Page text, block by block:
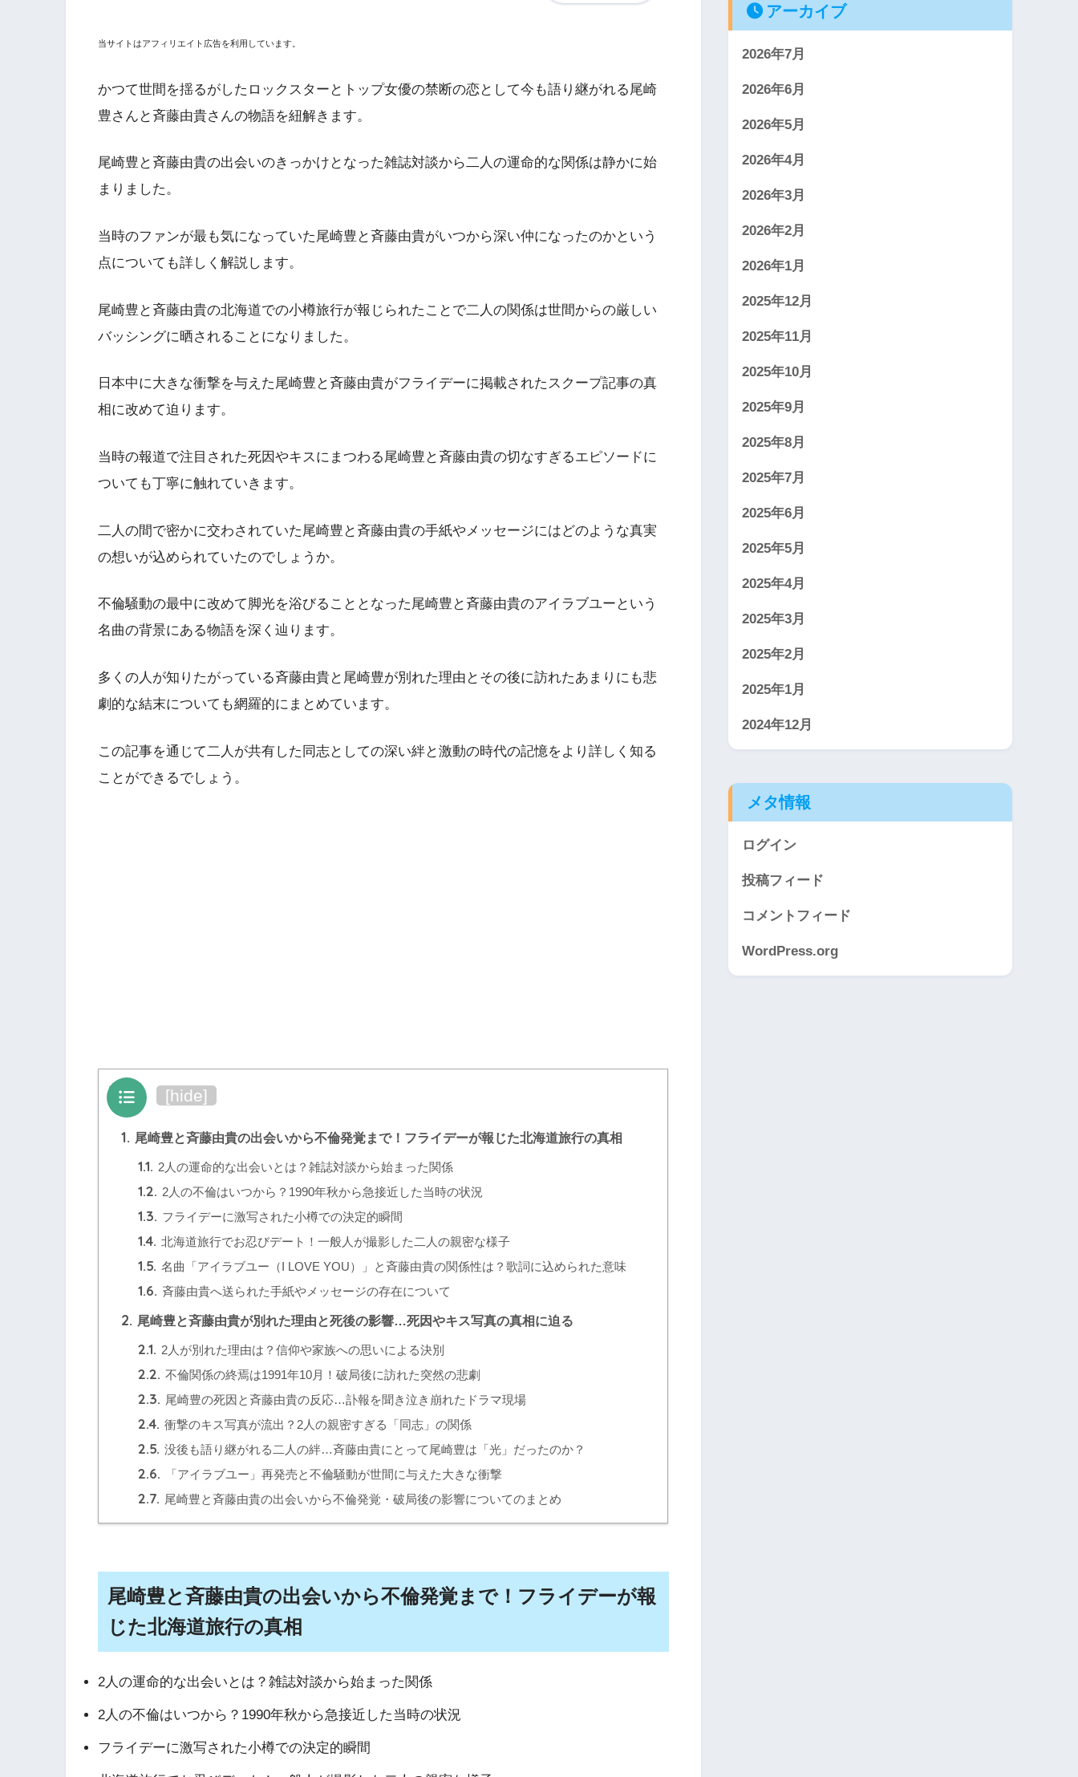
当サイトはアフィリエイト広告を利用しています。
かつて世間を揺るがしたロックスターとトップ女優の禁断の恋として今も語り継がれる尾崎
豊さんと斉藤由貴さんの物語を紐解きます。
尾崎豊と斉藤由貴の出会いのきっかけとなった雑誌対談から二人の運命的な関係は静かに始
まりました。
当時のファンが最も気になっていた尾崎豊と斉藤由貴がいつから深い仲になったのかという
点についても詳しく解説します。
尾崎豊と斉藤由貴の北海道での小樽旅行が報じられたことで二人の関係は世間からの厳しい
バッシングに晒されることになりました。
日本中に大きな衝撃を与えた尾崎豊と斉藤由貴がフライデーに掲載されたスクープ記事の真
相に改めて迫ります。
当時の報道で注目された死因やキスにまつわる尾崎豊と斉藤由貴の切なすぎるエピソードに
ついても丁寧に触れていきます。
二人の間で密かに交わされていた尾崎豊と斉藤由貴の手紙やメッセージにはどのような真実
の想いが込められていたのでしょうか。
不倫騒動の最中に改めて脚光を浴びることとなった尾崎豊と斉藤由貴のアイラブユーという
名曲の背景にある物語を深く辿ります。
多くの人が知りたがっている斉藤由貴と尾崎豊が別れた理由とその後に訪れたあまりにも悲
劇的な結末についても網羅的にまとめています。
この記事を通じて二人が共有した同志としての深い絆と激動の時代の記憶をより詳しく知る
ことができるでしょう。
目次 [hide]
1. 尾崎豊と斉藤由貴の出会いから不倫発覚まで！フライデーが報じた北海道旅行の真相
1.1. 2人の運命的な出会いとは？雑誌対談から始まった関係
1.2. 2人の不倫はいつから？1990年秋から急接近した当時の状況
1.3. フライデーに激写された小樽での決定的瞬間
1.4. 北海道旅行でお忍びデート！一般人が撮影した二人の親密な様子
1.5. 名曲「アイラブユー（I LOVE YOU）」と斉藤由貴の関係性は？歌詞に込められた意味
1.6. 斉藤由貴へ送られた手紙やメッセージの存在について
2. 尾崎豊と斉藤由貴が別れた理由と死後の影響…死因やキス写真の真相に迫る
2.1. 2人が別れた理由は？信仰や家族への思いによる決別
2.2. 不倫関係の終焉は1991年10月！破局後に訪れた突然の悲劇
2.3. 尾崎豊の死因と斉藤由貴の反応…訃報を聞き泣き崩れたドラマ現場
2.4. 衝撃のキス写真が流出？2人の親密すぎる「同志」の関係
2.5. 没後も語り継がれる二人の絆…斉藤由貴にとって尾崎豊は「光」だったのか？
2.6. 「アイラブユー」再発売と不倫騒動が世間に与えた大きな衝撃
2.7. 尾崎豊と斉藤由貴の出会いから不倫発覚・破局後の影響についてのまとめ
尾崎豊と斉藤由貴の出会いから不倫発覚まで！フライデーが報
じた北海道旅行の真相
2人の運命的な出会いとは？雑誌対談から始まった関係
2人の不倫はいつから？1990年秋から急接近した当時の状況
フライデーに激写された小樽での決定的瞬間
アーカイブ
2026年7月
2026年6月
2026年5月
2026年4月
2026年3月
2026年2月
2026年1月
2025年12月
2025年11月
2025年10月
2025年9月
2025年8月
2025年7月
2025年6月
2025年5月
2025年4月
2025年3月
2025年2月
2025年1月
2024年12月
メタ情報
ログイン
投稿フィード
コメントフィード
WordPress.org